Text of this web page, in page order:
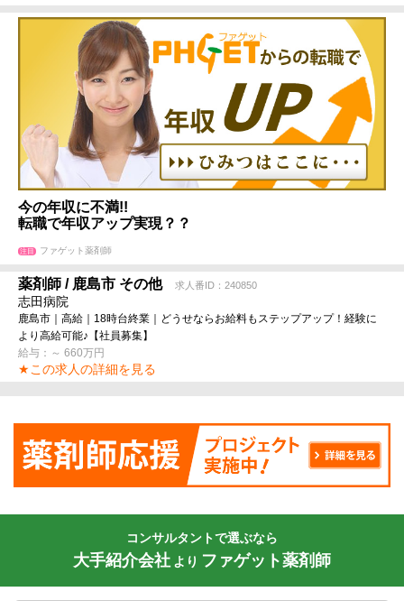
今の年収に不満!!
転職で年収アップ実現？？
注目 ファゲット薬剤師
薬剤師 / 鹿島市 その他 求人番ID：240850
志田病院
鹿島市｜高給｜18時台終業｜どうせならお給料もステップアップ！経験に
より高給可能♪【社員募集】
給与：～ 660万円
★この求人の詳細を見る
コンサルタントで選ぶなら
大手紹介会社 より ファゲット薬剤師